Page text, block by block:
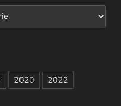
2020
2022